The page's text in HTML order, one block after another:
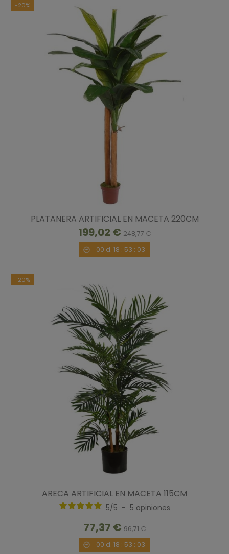
-20%
PLATANERA ARTIFICIAL EN MACETA 220CM
199,02 € 248,77 €
00 d. 18 : 53 : 02
-20%
ARECA ARTIFICIAL EN MACETA 115CM
5/5 - 5 opiniones
77,37 € 96,71 €
00 d. 18 : 53 : 02